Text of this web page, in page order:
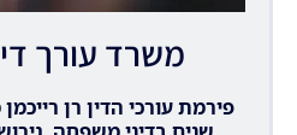
משרד עורך